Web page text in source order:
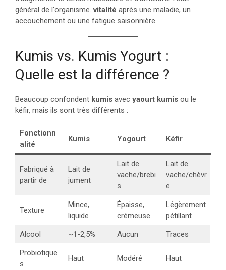
général de l'organisme.vitalité après une maladie, un
accouchement ou une fatigue saisonnière.
Kumis vs. Kumis Yogurt :
Quelle est la différence ?
Beaucoup confondent kumis avec yaourt kumis ou le
kéfir, mais ils sont très différents :
Fonctionn
alité
Kumis Yogourt Kéfir
Fabriqué à
partir de
Lait de
jument
Lait de
vache/brebi
s
Lait de
vache/chèvr
e
Texture
Mince,
liquide
Épaisse,
crémeuse
Légèrement
pétillant
Alcool ~1-2,5% Aucun Traces
Probiotique
s
Haut Modéré Haut